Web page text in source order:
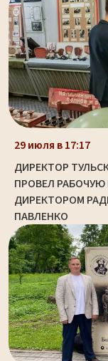
29 июля в 17:17
ДИРЕКТОР
ПРОВЕЛ РАБОЧУЮ
ДИРЕКТОРОМ
ПАВЛЕНКО